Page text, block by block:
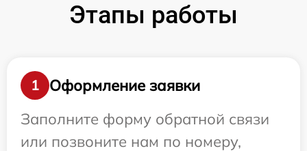
Этапы работы
1
Оформление заявки
Заполните форму обратной связи
или позвоните нам по номеру,